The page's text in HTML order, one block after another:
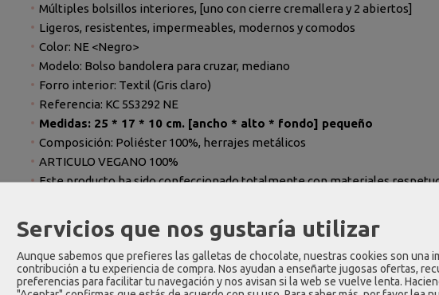
Múltiples bolsillos interiores, [uno con cierre cremallera y 2 abiertos]
Ligeros, resistentes, impermeables, modernos y comodos
Color: NE <Negro>
Modelo: Bolso bandolera para cruzar, mediano
Forro interior: Textil (Gris claro)
Referencia: KC 5S3292 NE
Medidas: 25 * 17 * 10 cm. [ancho * alto * fondo] pequeño
Composición: Poliéster 100%, herrajes metálicos
ARTICULO VEGANO 100%
Este producto ha sido confeccionado totalmente con materiales
Servicios que nos gustaría utilizar
Aunque sabemos que prefieres las galletas de chocolate, nuestras cookies son una
contribución a tu experiencia de compra. Nos ayudan a enseñarte jugosas ofertas,
preferencias para facilitar tu navegación y nos avisan si la web se vuelve lenta.